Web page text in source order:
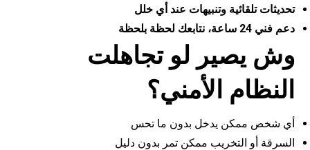
تحديثات تلقائية وتنبيهات عند أي خلل
دعم فني 24 ساعة، نتابعك لحظة بلحظة
وش يصير لو تجاهلت
النظام الأمني؟
أي شخص ممكن يدخل بدون ما تحس
السرقة أو التخريب ممكن تمر بدون دليل